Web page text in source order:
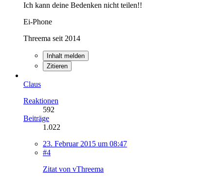
Ich kann deine Bedenken nicht teilen!!
Ei-Phone
Threema seit 2014
Inhalt melden
Zitieren
Claus
Reaktionen
592
Beiträge
1.022
23. Februar 2015 um 08:47
#4
Zitat von vThreema